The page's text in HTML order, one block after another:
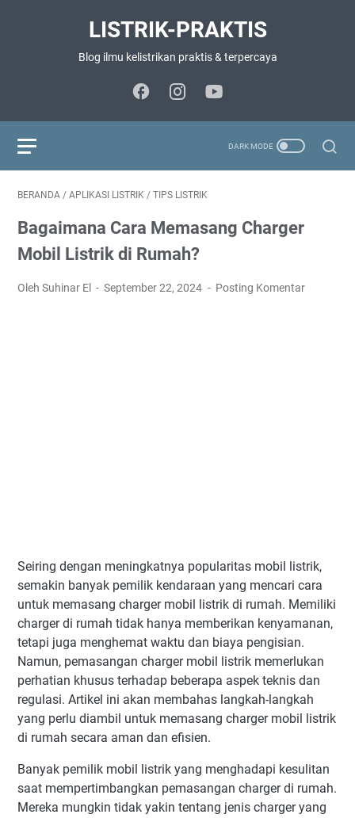
LISTRIK-PRAKTIS
Blog ilmu kelistrikan praktis & terpercaya
BERANDA / APLIKASI LISTRIK / TIPS LISTRIK
Bagaimana Cara Memasang Charger
Mobil Listrik di Rumah?
Oleh Suhinar El September 22, 2024 Posting Komentar
Seiring dengan meningkatnya popularitas mobil listrik,
semakin banyak pemilik kendaraan yang mencari cara
untuk memasang charger mobil listrik di rumah. Memiliki
charger di rumah tidak hanya memberikan kenyamanan,
tetapi juga menghemat waktu dan biaya pengisian.
Namun, pemasangan charger mobil listrik memerlukan
perhatian khusus terhadap beberapa aspek teknis dan
regulasi. Artikel ini akan membahas langkah-langkah
yang perlu diambil untuk memasang charger mobil listrik
di rumah secara aman dan efisien.
Banyak pemilik mobil listrik yang menghadapi kesulitan
saat mempertimbangkan pemasangan charger di rumah.
Mereka mungkin tidak yakin tentang jenis charger yang